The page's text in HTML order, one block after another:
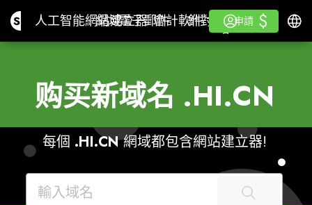
Site.pro人工智能網站建立器
人工智能網站建立器
網域
網域電子郵件
電子郵件會計軟件
會計軟件針對經銷商白色標籤
針對經銷商
白色標籤
學
學申請
申請
登入 $
$ 繁體
购买新域名 .HI.CN
每個 .HI.CN網域都包含網站建立器!